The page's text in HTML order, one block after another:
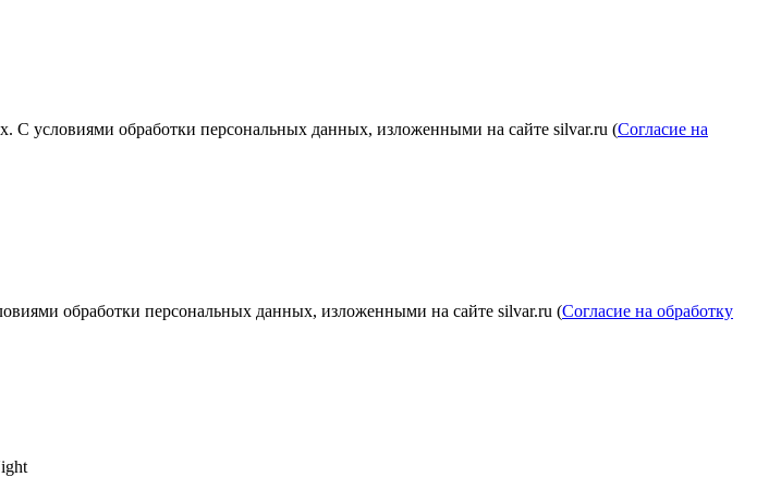
С условиями обработки персональных данных, изложенными на сайте silvar.ru (Согласие на
обработки персональных данных, изложенными на сайте silvar.ru (Согласие на обработку